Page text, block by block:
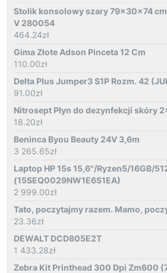
Stolik konsolowy szary 79x30x74
V 280054
464.24zł
Gima Złote Adson Pinceta 12 Cm
110.00zł
Delta Plus Jumper3 S1P Rozm. 42
91.00zł
Nitrosept Płyn do dezynfekcji skóry
18.20zł
Beninca Byou Beauty 24V 3,6m
3 265.65zł
Laptop HP 15s 15,6"/Ryzen5/16GB/
(15SEQ0029NW1E6S1EA)
2 999.00zł
Tato, poczytajmy razem. Mamo,
23.36zł
DEWALT DCD805E2T
1 433.28zł
Zebra Kit Printhead 300 Dpi Zm600